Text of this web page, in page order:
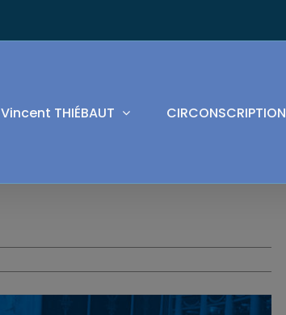
Vincent THIÉBAUT CIRCONSCRIPTION